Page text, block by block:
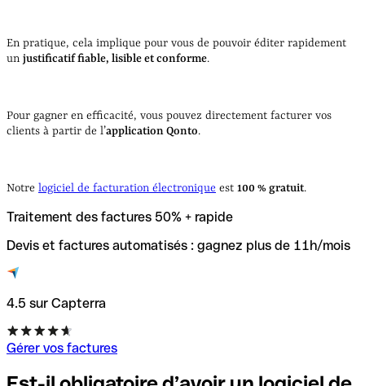
En pratique, cela implique pour vous de pouvoir éditer rapidement
un justificatif fiable, lisible et conforme.
Pour gagner en efficacité, vous pouvez directement facturer vos
clients à partir de l’application Qonto.
Notre logiciel de facturation électronique est 100 % gratuit.
Traitement des factures 50% + rapide
Devis et factures automatisés : gagnez plus de 11h/mois
4.5 sur Capterra
Gérer vos factures